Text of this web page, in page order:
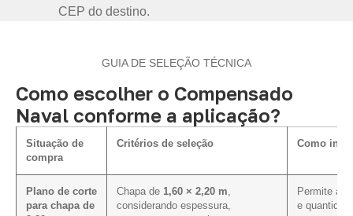
CEP do destino.
GUIA DE SELEÇÃO TÉCNICA
Como escolher o Compensado
Naval conforme a aplicação?
Situação de
compra
Critérios de seleção Como
Plano de corte
para chapa de
Chapa de 1,60 × 2,20 m
considerando espessura,
Permite
e